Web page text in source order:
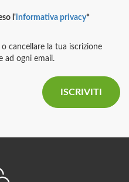
l'informativa privacy*
cancellare la tua iscrizione
ad ogni email.